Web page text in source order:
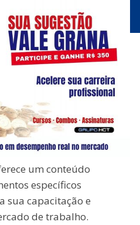
EXCLUSIVO
um conteúdo
específicos
sua capacitação e
de trabalho.